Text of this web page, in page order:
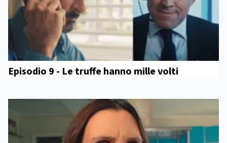
Episodio 9 - Le truffe hanno mille volti